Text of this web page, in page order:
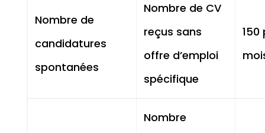
Nombre de
candidatures
spontanées
Nombre de CV
reçus sans
offre d’emploi
spécifique
150
Nombre